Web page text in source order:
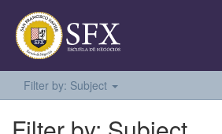
Filter by: Subject